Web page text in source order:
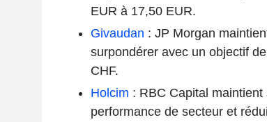
EUR à 17,50 EUR.
Givaudan : JP Morgan
surpondérer avec un objectif
CHF.
Holcim : RBC Capital
performance de secteur et